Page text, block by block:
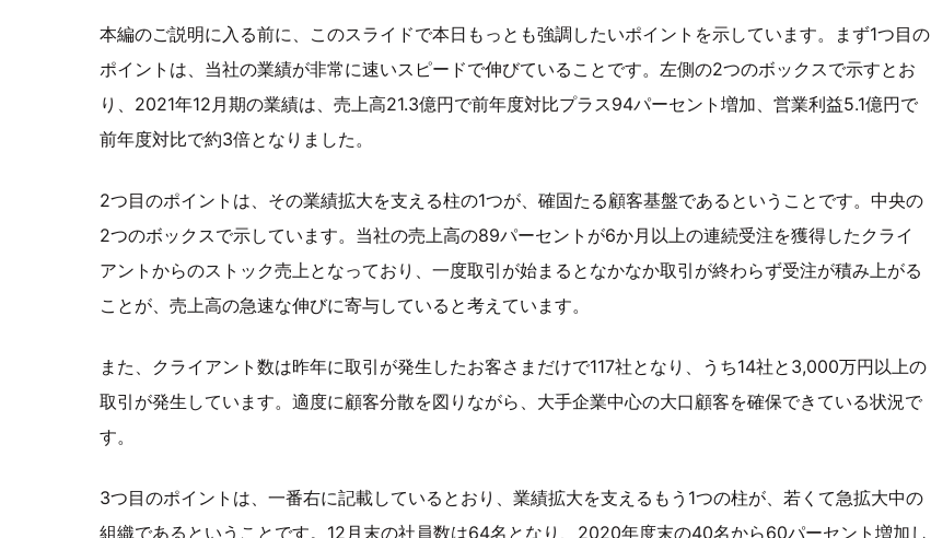
本編のご説明に入る前に、このスライドで本日もっとも強調したいポイントを示しています。まず1つ目の
ポイントは、当社の業績が非常に速いスピードで伸びていることです。左側の2つのボックスで示すとお
り、2021年12月期の業績は、売上高21.3億円で前年度対比プラス94パーセント増加、営業利益5.1億円で
前年度対比で約3倍となりました。
2つ目のポイントは、その業績拡大を支える柱の1つが、確固たる顧客基盤であるということです。中央の
2つのボックスで示しています。当社の売上高の89パーセントが6か月以上の連続受注を獲得したクライ
アントからのストック売上となっており、一度取引が始まるとなかなか取引が終わらず受注が積み上がる
ことが、売上高の急速な伸びに寄与していると考えています。
また、クライアント数は昨年に取引が発生したお客さまだけで117社となり、うち14社と3,000万円以上の
取引が発生しています。適度に顧客分散を図りながら、大手企業中心の大口顧客を確保できている状況で
す。
3つ目のポイントは、一番右に記載しているとおり、業績拡大を支えるもう1つの柱が、若くて急拡大中の
組織であるということです。12月末の社員数は64名となり、2020年度末の40名から60パーセント増加し